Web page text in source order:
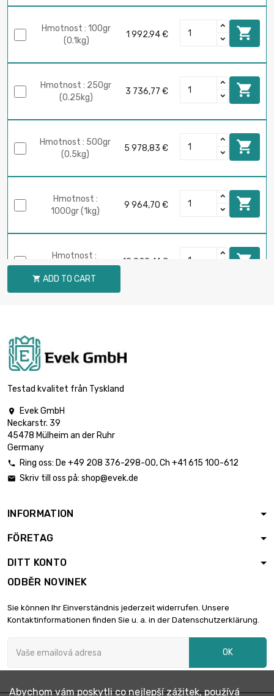
Hmotnost : 100gr
(0.1kg)
1 992,94 € 
Hmotnost : 250gr
(0.25kg)
3 736,77 € 
Hmotnost : 500gr
(0.5kg)
5 978,83 € 
Hmotnost :
1000gr (1kg)
9 964,70 € 
Hmotnost :
2000gr (2kg)
19 929,41 € 
 ADD TO CART
Testad kvalitet från Tyskland

Evek GmbH
Neckarstr. 39
45478 Mülheim an der Ruhr
Germany
 Ring oss: De +49 208 376-298-00, Ch +41 615 100-612
 Skriv till oss på: shop@evek.de
INFORMATION
FÖRETAG
DITT KONTO
ODBĚR NOVINEK
Sie können Ihr Einverständnis jederzeit widerrufen. Unsere
Kontaktinformationen finden Sie u. a. in der Datenschutzerklärung.
OK
Abychom vám poskytli co nejlepší zážitek, používá